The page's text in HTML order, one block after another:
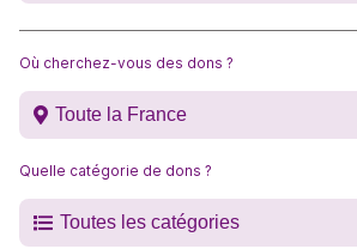
Où cherchez-vous des dons ?
Toute la France
Quelle catégorie de dons ?
Toutes les catégories